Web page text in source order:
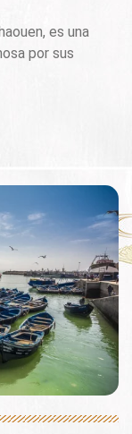
es una
por sus